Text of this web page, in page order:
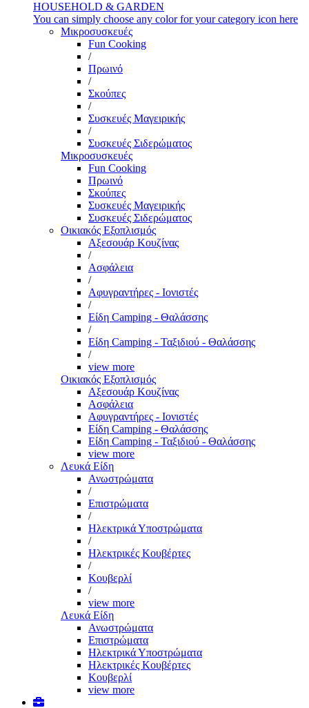
HOUSEHOLD & GARDEN
You can simply choose any color for your category icon here
Μικροσυσκευές
Fun Cooking
/
Πρωινό
/
Σκούπες
/
Συσκευές Μαγειρικής
/
Συσκευές Σιδερώματος
Μικροσυσκευές
Fun Cooking
Πρωινό
Σκούπες
Συσκευές Μαγειρικής
Συσκευές Σιδερώματος
Οικιακός Εξοπλισμός
Αξεσουάρ Κουζίνας
/
Ασφάλεια
/
Αφυγραντήρες - Ιονιστές
/
Είδη Camping - Θαλάσσης
/
Είδη Camping - Ταξιδιού - Θαλάσσης
/
view more
Οικιακός Εξοπλισμός
Αξεσουάρ Κουζίνας
Ασφάλεια
Αφυγραντήρες - Ιονιστές
Είδη Camping - Θαλάσσης
Είδη Camping - Ταξιδιού - Θαλάσσης
view more
Λευκά Είδη
Ανωστρώματα
/
Επιστρώματα
/
Ηλεκτρικά Υποστρώματα
/
Ηλεκτρικές Κουβέρτες
/
Κουβερλί
/
view more
Λευκά Είδη
Ανωστρώματα
Επιστρώματα
Ηλεκτρικά Υποστρώματα
Ηλεκτρικές Κουβέρτες
Κουβερλί
view more